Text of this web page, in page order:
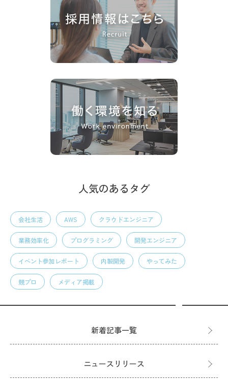
人気のあるタグ
会社生活 AWS クラウドエンジニア
業務効率化 プログラミング 開発エンジニア
イベント参加レポート 内製開発 やってみた
競プロ メディア掲載
新着記事一覧
ニュースリリース